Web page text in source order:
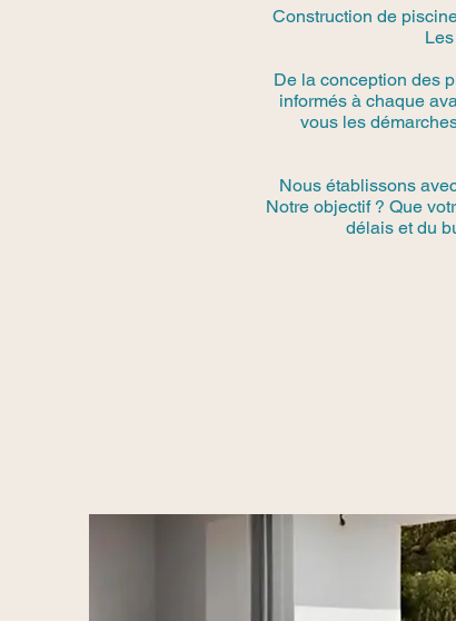
Construction de
De la conception des
informés à chaque
vous les
Nous établissons
Notre objectif ? Que
délais et du